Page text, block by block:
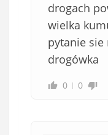
drogach
wielka
pytanie sie
drogówka
0 0